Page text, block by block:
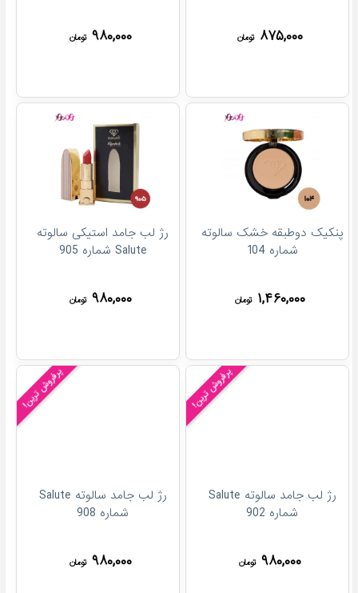
۸۷۵,۰۰۰ تومان ۹۸۰,۰۰۰ تومان
پنکیک دوطبقه خشک سالوته
شماره 104
۱,۴۶۰,۰۰۰ تومان
رژ لب جامد استیکی سالوته
Salute شماره 905
۹۸۰,۰۰۰ تومان
پرفروش ترین!
رژ لب جامد سالوته Salute
شماره 902
۹۸۰,۰۰۰ تومان
پرفروش ترین!
رژ لب جامد سالوته Salute
شماره 908
۹۸۰,۰۰۰ تومان